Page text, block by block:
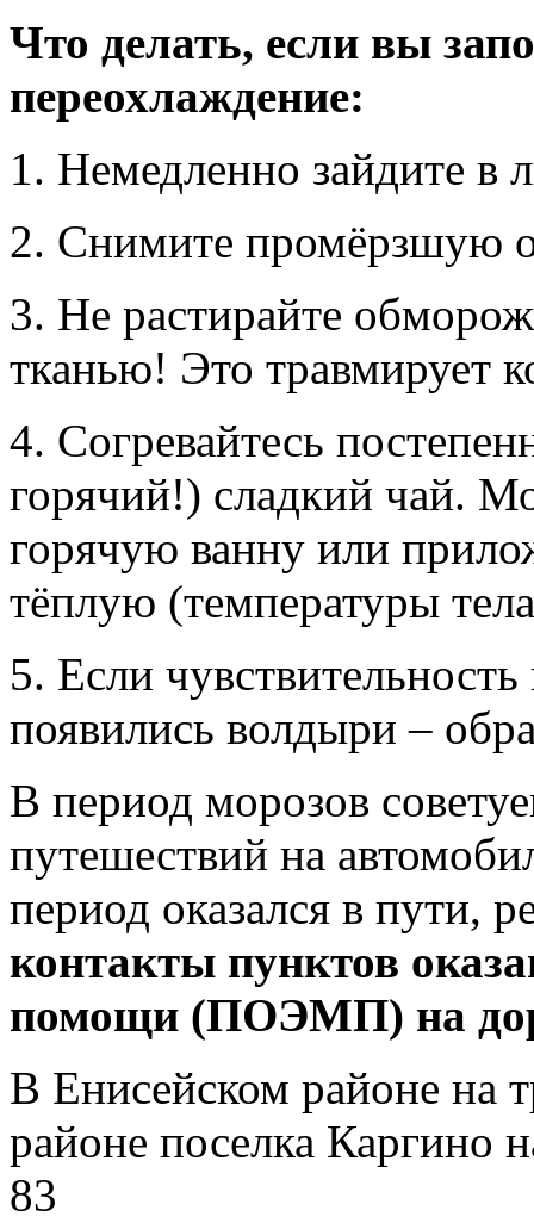
Что делать, если вы
переохлаждение:
1. Немедленно зайдите в
2. Снимите промёрзшую
3. Не растирайте
тканью! Это травмирует
4. Согревайтесь
горячий!) сладкий чай.
горячую ванну или
тёплую (температуры
5. Если чувствительность
появились волдыри –
В период морозов
путешествий на
период оказался в пути,
контакты пунктов
помощи (ПОЭМП) на
В Енисейском районе на
районе поселка Каргино
83